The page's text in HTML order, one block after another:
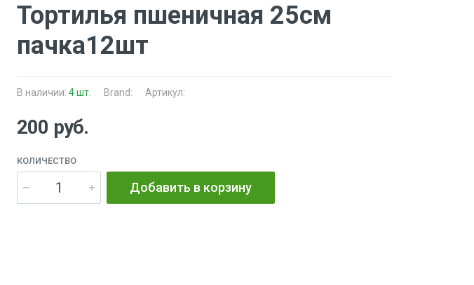
Тортилья пшеничная 25см
пачка12шт
В наличии: 4 шт. Brand: Артикул:
200 руб.
КОЛИЧЕСТВО
Добавить в корзину